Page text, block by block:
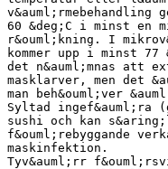
60 &deg;C i minst en
r&ouml;kning. I
kommer upp i minst 77
det n&auml;mnas att
masklarver, men det
man beh&ouml;ver
Syltad ingef&auml;ra
sushi och kan
f&ouml;rebyggande
maskinfektion.
Tyv&auml;rr